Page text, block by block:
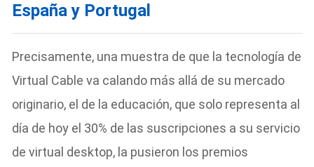
España y Portugal
Precisamente, una muestra de que la tecnología de
Virtual Cable va calando más allá de su mercado
originario, el de la educación, que solo representa al
día de hoy el 30% de las suscripciones a su servicio
de virtual desktop, la pusieron los premios